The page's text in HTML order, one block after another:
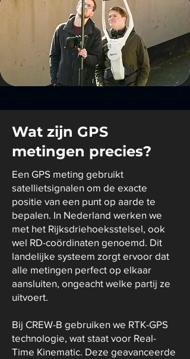
Wat zijn GPS
metingen precies?
Een GPS meting gebruikt
satellietsignalen om de exacte
positie van een punt op aarde te
bepalen. In Nederland werken we
met het Rijksdriehoeksstelsel, ook
wel RD-coördinaten genoemd. Dit
landelijke systeem zorgt ervoor dat
alle metingen perfect op elkaar
aansluiten, ongeacht welke partij ze
uitvoert.
Bij CREW-B gebruiken we RTK-GPS
technologie, wat staat voor Real-
Time Kinematic. Deze geavanceerde